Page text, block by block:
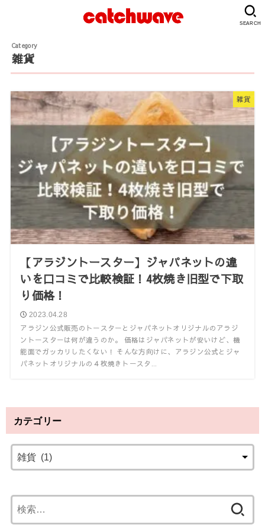
SEARCH
雑貨
雑貨
【アラジントースター】ジャパネットの違
いを口コミで比較検証！4枚焼き旧型で下取
り価格！
2023.04.28
アラジン公式販売のトースターとジャパネットオリジナルのアラジ
ントースターは何が違うのか。 価格はジャパネットが安いけど、機
能面でガッカリしたくない！ そんな方向けに、アラジン公式とジャ
パネットオリジナルの４枚焼きトースタ...
カテゴリー
索